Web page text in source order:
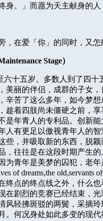
身。」而愿为天主献身的
，在爱「你」的同时，又
Stage）
六十五岁。多数人到了四
美丽的伴侣，成群的子女
辛苦了这么多年，如今梦
趁着四肢尚未僵硬之前，
是年青人的专利品。创新
人有更足以傲视青年人的
些，并吸取新的东西，脱
，往往是在这段时期产生的
为青年是美梦的囚犯，老
of dreams,the old,servants
终点的终点线之外，什么
在剧烈的竞赛已经结束，
风轻拂斑驳的两鬓，采摘
。何况身处如此多变的现